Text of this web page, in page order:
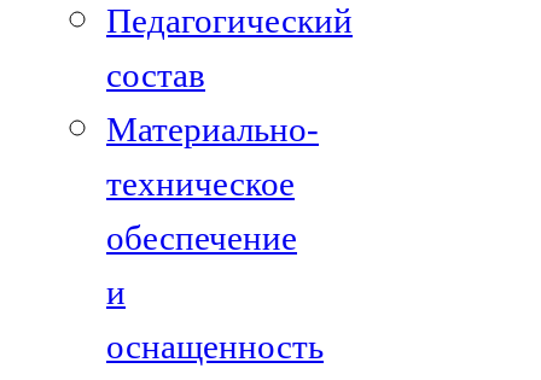
Педагогический
состав
Материально-
техническое
обеспечение
и
оснащенность